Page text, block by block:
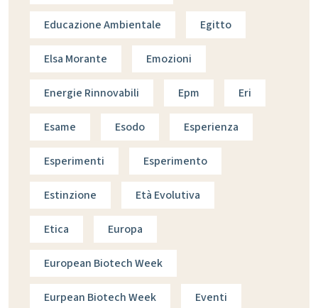
Educazione Ambientale Egitto
Elsa Morante Emozioni
Energie Rinnovabili Epm Eri
Esame Esodo Esperienza
Esperimenti Esperimento
Estinzione Età Evolutiva
Etica Europa
European Biotech Week
Eurpean Biotech Week Eventi